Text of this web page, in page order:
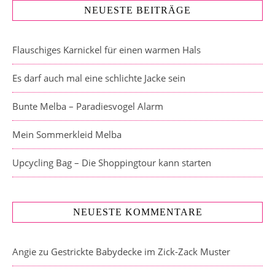
NEUESTE BEITRÄGE
Flauschiges Karnickel für einen warmen Hals
Es darf auch mal eine schlichte Jacke sein
Bunte Melba – Paradiesvogel Alarm
Mein Sommerkleid Melba
Upcycling Bag – Die Shoppingtour kann starten
NEUESTE KOMMENTARE
Angie zu Gestrickte Babydecke im Zick-Zack Muster